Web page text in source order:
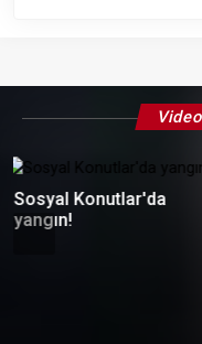
İskele Meydanı’nda su